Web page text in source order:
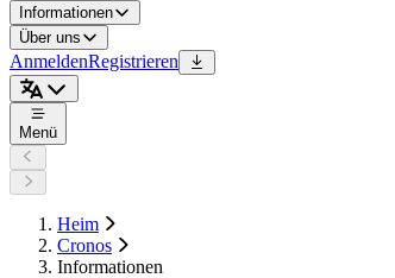
Informationen
Über uns
AnmeldenRegistrieren
Menü
Heim
Cronos
Informationen